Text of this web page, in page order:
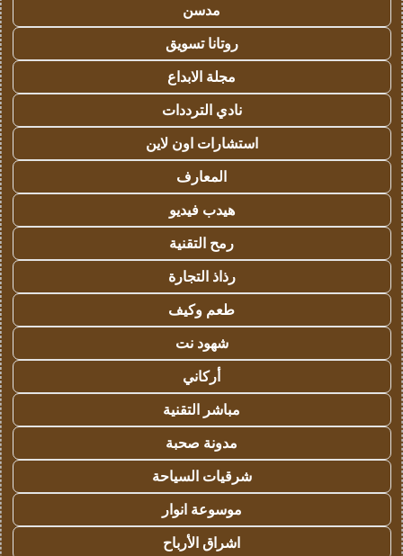
مدسن
روتانا تسويق
مجلة الابداع
نادي الترددات
استشارات اون لاين
المعارف
هيدب فيديو
رمح التقنية
رذاذ التجارة
طعم وكيف
شهود نت
أركاني
مباشر التقنية
مدونة صحبة
شرقيات السياحة
موسوعة انوار
اشراق الأرباح